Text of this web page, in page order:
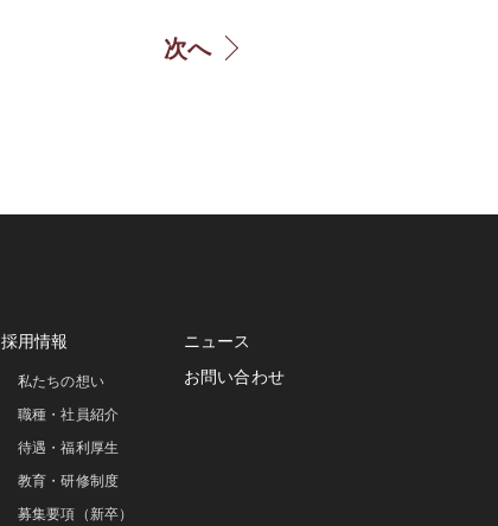
次へ
採用情報
私たちの想い
職種・社員紹介
待遇・福利厚生
教育・研修制度
募集要項（新卒）
ニュース
お問い合わせ